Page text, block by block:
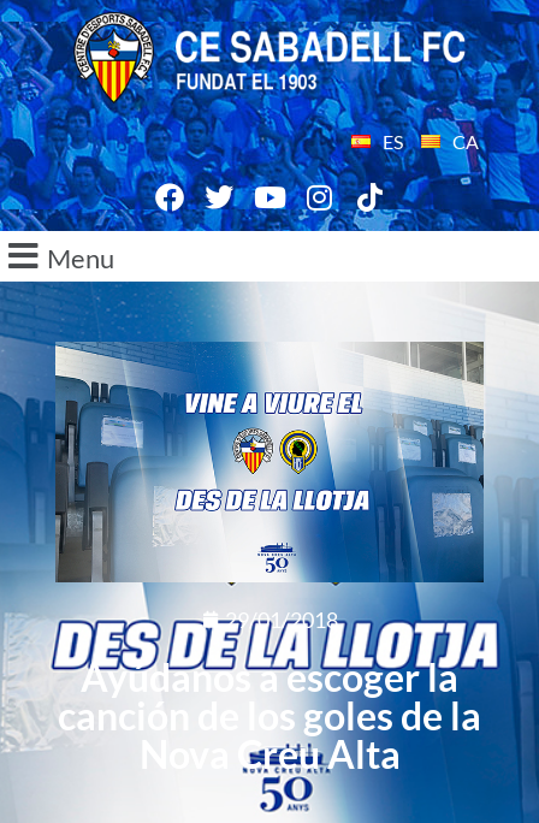
ES CA
Menu
29/01/2018
Ayúdanos a escoger la
canción de los goles de la
Nova Creu Alta